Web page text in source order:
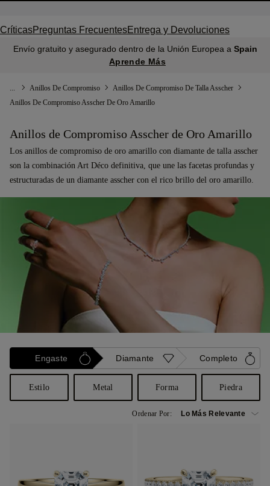
CríticasPreguntas FrecuentesEntrega y Devoluciones
Envío gratuito y asegurado dentro de la Unión Europea a Spain
Aprende Más
... Anillos De Compromiso
Anillos De Compromiso De Talla Asscher
Anillos De Compromiso Asscher De Oro Amarillo
Anillos de Compromiso Asscher de Oro Amarillo
Los anillos de compromiso de oro amarillo con diamante de talla asscher
son la combinación Art Déco definitiva, que une las facetas profundas y
estructuradas de un diamante asscher con el rico brillo del oro amarillo.
Engaste Diamante Completo
Estilo Metal Forma Piedra
Ordenar Por: